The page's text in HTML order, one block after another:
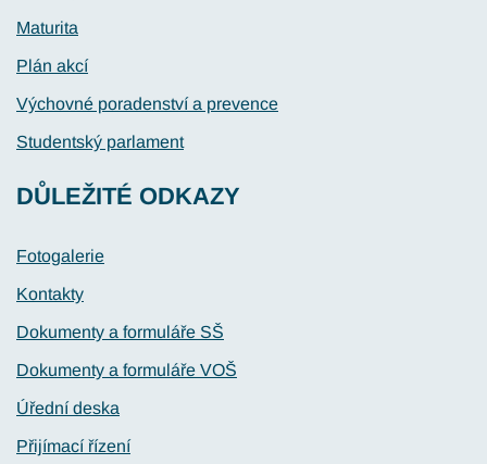
Maturita
Plán akcí
Výchovné poradenství a prevence
Studentský parlament
DŮLEŽITÉ ODKAZY
Fotogalerie
Kontakty
Dokumenty a formuláře SŠ
Dokumenty a formuláře VOŠ
Úřední deska
Přijímací řízení